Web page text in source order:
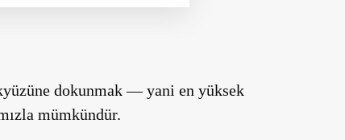
dokunmak — yani en yüksek
mümkündür.